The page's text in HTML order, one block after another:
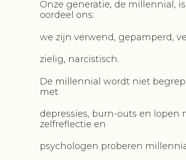
Onze generatie, de millennial,
oordeel ons:
we zijn verwend, gepamperd,
zielig, narcistisch.
De millennial wordt niet
met
depressies, burn-outs en lopen
zelfreflectie en
psychologen proberen